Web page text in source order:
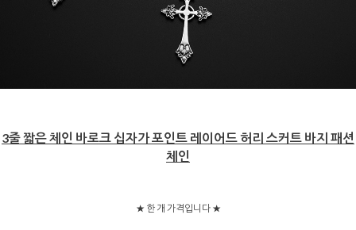
3줄 짧은 체인 바로크 십자가 포인트 레이어드 허리 스커트 바지 패션
체인
★ 한 개 가격입니다 ★